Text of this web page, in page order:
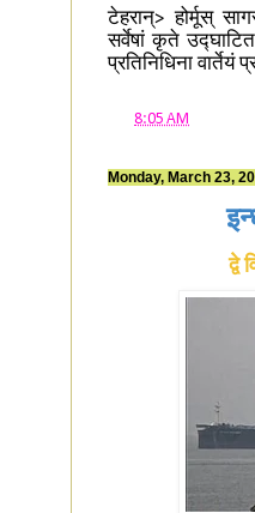
टेहरान्> होर्मूस्
सर्वेषां कृते
प्रतिनिधिना वार्तेयं
8:05 AM
Monday, March 23,
द्वे